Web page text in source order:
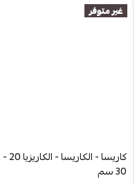
غير متوفر
كاريسا - الكاريسا - الكاريزيا 20 -
30 سم